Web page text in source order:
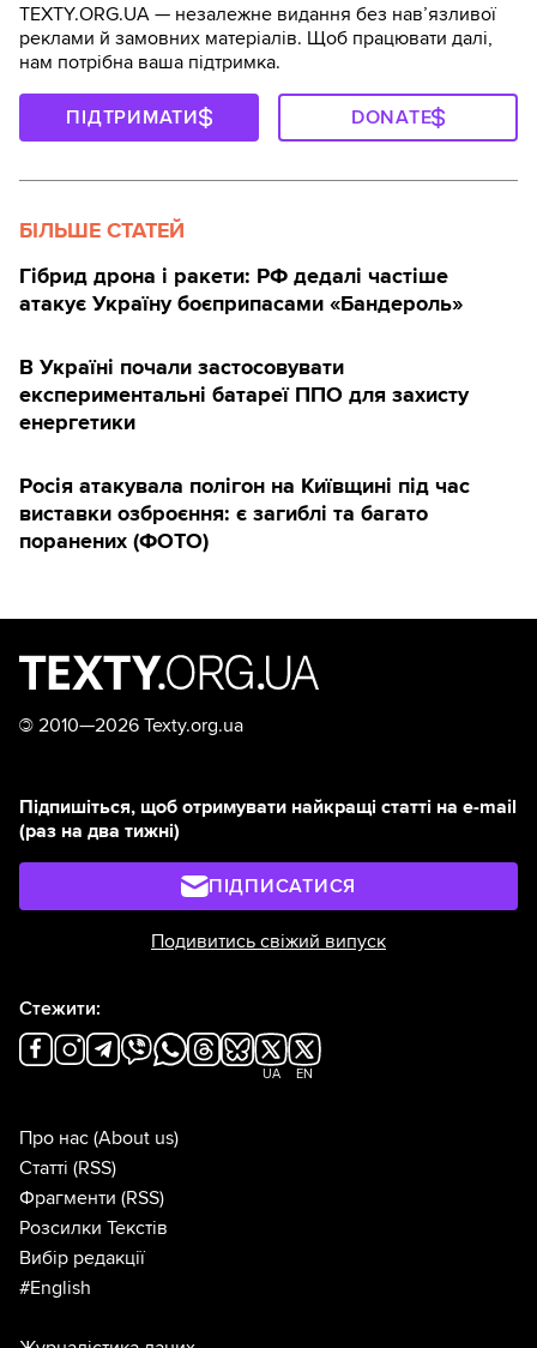
TEXTY.ORG.UA — незалежне видання без навʼязливої
реклами й замовних матеріалів. Щоб працювати далі,
нам потрібна ваша підтримка.
ПІДТРИМАТИ DONATE
БІЛЬШЕ СТАТЕЙ
Гібрид дрона і ракети: РФ дедалі частіше
атакує Україну боєприпасами «Бандероль»
В Україні почали застосовувати
експериментальні батареї ППО для захисту
енергетики
Росія атакувала полігон на Київщині під час
виставки озброєння: є загиблі та багато
поранених (ФОТО)
© 2010—2026 Texty.org.ua
Підпишіться, щоб отримувати найкращі статті на e-mail
(раз на два тижні)
ПІДПИСАТИСЯ
Подивитись свіжий випуск
Стежити:
UA EN
Про нас (About us)
Статті (RSS)
Фрагменти (RSS)
Розсилки Текстів
Вибір редакції
#English